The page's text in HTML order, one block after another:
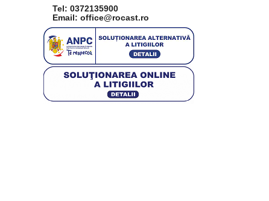
Tel: 0372135900
Email: office@rocast.ro